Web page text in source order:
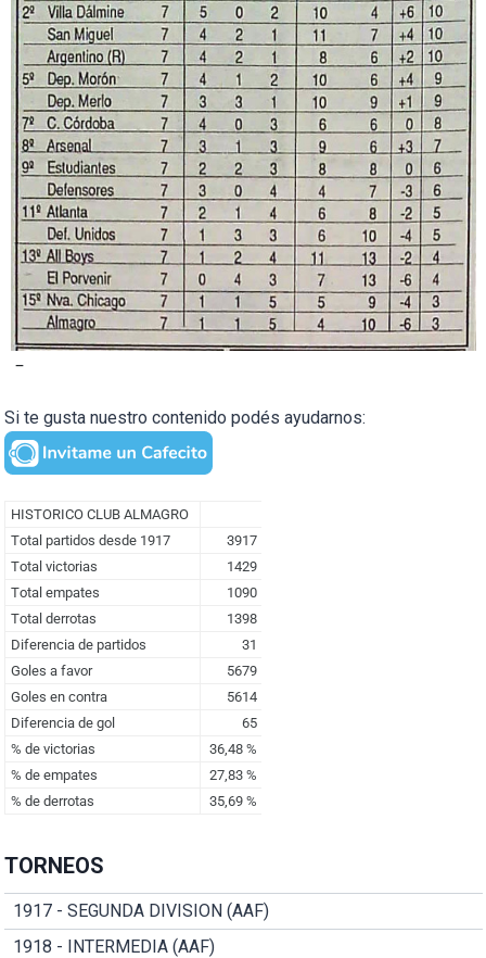
–
Si te gusta nuestro contenido podés ayudarnos:
TORNEOS
1917 - SEGUNDA DIVISION (AAF)
1918 - INTERMEDIA (AAF)